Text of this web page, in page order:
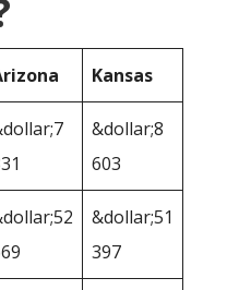
Kansas
&dollar;8
603
&dollar;51
397